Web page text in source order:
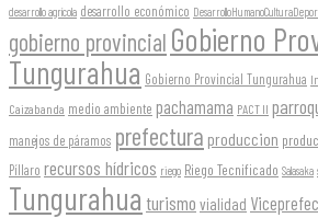
desarrollo agrícola desarrollo económico
gobierno provincial Gobierno
Tungurahua Gobierno Provincial Tungurahua
Caizabanda medio ambiente pachamama PACT II
manejos de páramos prefectura produccion
Píllaro recursos hídricos riego Riego Tecnificado Salasaka
Tungurahua turismo vialidad